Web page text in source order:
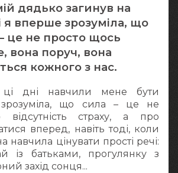
дядько загинув на
я вперше зрозуміла, що
це не просто щось
вона поруч, вона
кожного з нас.
дні навчили мене бути
що сила – це не
страху, а про
вперед, навіть тоді, коли
навчила цінувати прості речі:
із батьками, прогулянку з
захід сонця...